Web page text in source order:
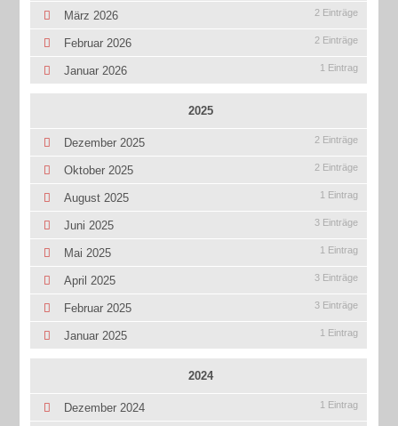
März 2026 2 Einträge
Februar 2026 2 Einträge
Januar 2026 1 Eintrag
2025
Dezember 2025 2 Einträge
Oktober 2025 2 Einträge
August 2025 1 Eintrag
Juni 2025 3 Einträge
Mai 2025 1 Eintrag
April 2025 3 Einträge
Februar 2025 3 Einträge
Januar 2025 1 Eintrag
2024
Dezember 2024 1 Eintrag